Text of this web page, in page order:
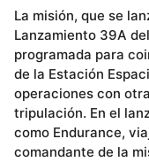
La misión, que se
Lanzamiento 39A
programada para
de la Estación
operaciones con
tripulación. En el
como Endurance,
comandante de la